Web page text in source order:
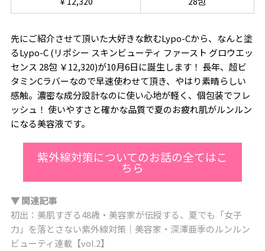
先にご紹介させて頂いた大好きな飲むLypo-Cから、なんと塗
るLypo-C (リポシー スキンビューティ ファースト グロウエッ
センス 28包 ￥12,320)が10月6日に誕生します！ 長年、超ビ
タミンCラバーなので早速使わせて頂き、やはり素晴らしい
感触。濃密な成分設計なのに使い心地が軽く、個包装でフレ
ッシュ！ 使いやすさと確かな品質で夏のお疲れ肌がルンルン
になる美容液です。
紫外線対策についてのお話の全てはこ
ちら
▼ 関連記事
初出：美肌すぎる48歳・美容家が伝授する、夏でも「女子
力」を落とさない紫外線対策｜美容家・深澤亜季のルンルン
ビューティ連載【vol.2】